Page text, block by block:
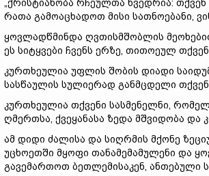
„ქრისტიანობა რჩეულთა ხვედრია:
რათა გამოაცხადოთ მისი სათნოებანი,
ყოვლადწმინდა ღვთისმშობლის
ეს სიტყვები ჩვენს ერზე, თითოეულ
კურთხეულია უფლის შობის დიადი
სასწაულის სულიერად განმცდელი
კურთხეულია თქვენი სასმენელნი,
ღმერთსა, ქვეყანასა ზედა მშვიდობა და
ამ დიდი ძალისა და სიღრმის მქონე
უცხოეთში მყოფი თანამემამულენი და
გავემართოთ ბეთლემისაკენ,